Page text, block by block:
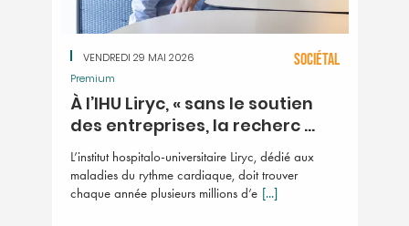
VENDREDI 29 MAI 2026
À l’IHU Liryc, « sans le soutien
des entreprises, la recherc ...
L’institut hospitalo-universitaire Liryc, dédié aux
maladies du rythme cardiaque, doit trouver
chaque année plusieurs millions d’e [...]
SOCIÉTAL
Premium